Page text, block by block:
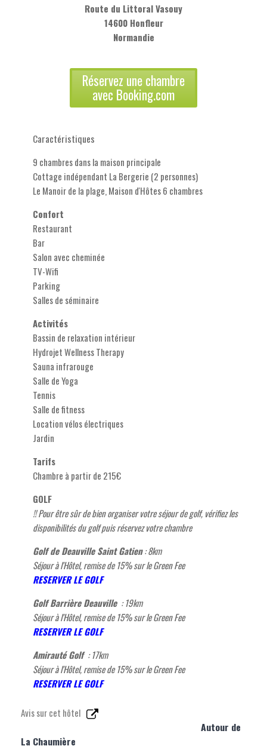
Route du Littoral Vasouy
14600 Honfleur
Normandie
Réservez une chambre
avec Booking.com
Caractéristiques
9 chambres dans la maison principale
Cottage indépendant La Bergerie (2 personnes)
Le Manoir de la plage, Maison d'Hôtes 6 chambres
Confort
Restaurant
Bar
Salon avec cheminée
TV-Wifi
Parking
Salles de séminaire
Activités
Bassin de relaxation intérieur
Hydrojet Wellness Therapy
Sauna infrarouge
Salle de Yoga
Tennis
Salle de fitness
Location vélos électriques
Jardin
Tarifs
Chambre à partir de 215€
GOLF
!! Pour être sûr de bien organiser votre séjour de golf, vérifiez les
disponibilités du golf puis réservez votre chambre
Golf de Deauville Saint Gatien: 8km
Séjour à l'Hôtel, remise de 15% sur le Green Fee
RESERVER LE GOLF
Golf Barrière Deauville : 19km
Séjour à l'Hôtel, remise de 15% sur le Green Fee
RESERVER LE GOLF
Amirauté Golf : 17km
Séjour à l'Hôtel, remise de 15% sur le Green Fee
RESERVER LE GOLF
Avis sur cet hôtel
Autour de
La Chaumière